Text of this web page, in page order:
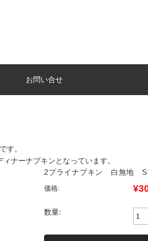
お問い合せ
す。
ナーナプキンとなっています。
2プライナプキン 白無地
価格:
数量: